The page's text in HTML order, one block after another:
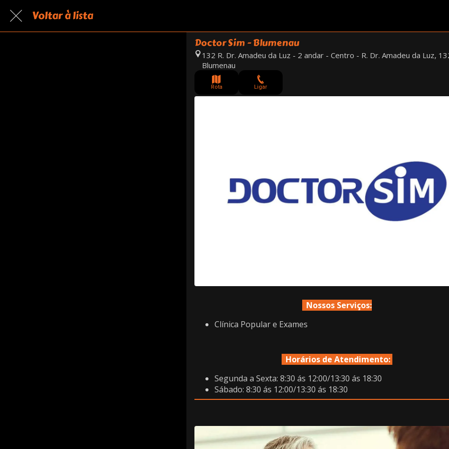
Voltar à lista
Doctor Sim - Blumenau
132 R. Dr. Amadeu da Luz - 2 andar - Centro - R. Dr. Amadeu da Luz,
Blumenau
Rota Ligar
Nossos Serviços:
Clínica Popular e Exames
Horários de Atendimento:
Segunda a Sexta: 8:30 ás 12:00/13:30 ás 18:30
Sábado: 8:30 ás 12:00/13:30 ás 18:30